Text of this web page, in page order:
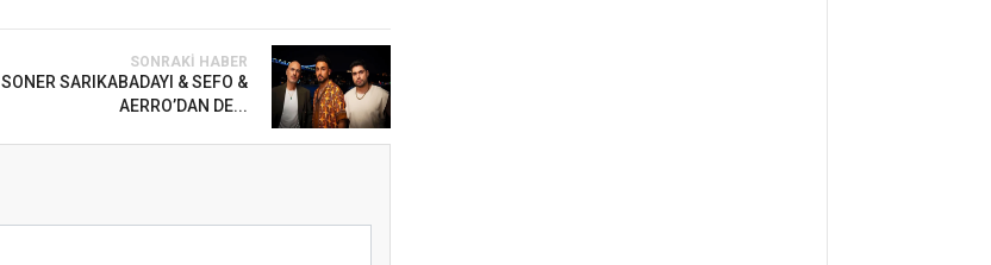
SONRAKI HABER
SONER SARIKABADAYI & SEFO &
AERRO’DAN DE...